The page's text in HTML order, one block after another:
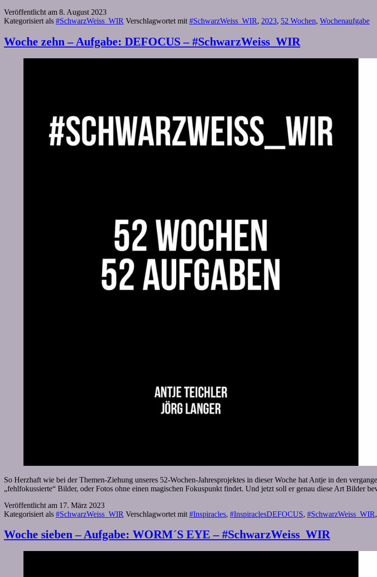
Veröffentlicht am 8. August 2023
Kategorisiert als #SchwarzWeiss_WIR Verschlagwortet mit #SchwarzWeiss_WIR, 2023, 52 Wochen, Wochenaufgabe
Woche zehn – Aufgabe: DEFOCUS – #SchwarzWeiss_WIR
So Herzhaft wie bei der Themen-Ziehung unseres 52-Wochen-Jahresprojektes in dieser Woche hat Antje in den
„fehlfokussierte“ Bilder, oder Fotos ohne einen magischen Fokuspunkt findet. Und jetzt soll er genau diese Art Bilder
Veröffentlicht am 17. März 2023
Kategorisiert als #SchwarzWeiss_WIR Verschlagwortet mit #Inspiracles, #InspiraclesDEFOCUS, #SchwarzWeiss_WIR,
Woche sieben – Aufgabe: WORM´S EYE – #SchwarzWeiss_WIR